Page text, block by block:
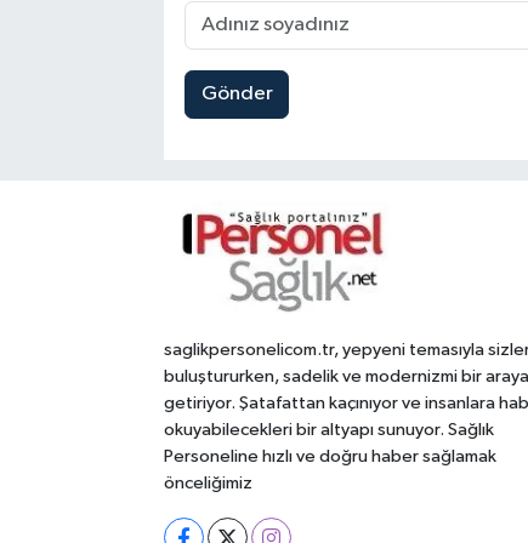
Gönder
saglikpersonelicom.tr, yepyeni temasıyla
buluştururken, sadelik ve modernizmi bir araya
getiriyor. Şatafattan kaçınıyor ve insanlara
okuyabilecekleri bir altyapı sunuyor. Sağlık
Personeline hızlı ve doğru haber sağlamak
önceliğimiz